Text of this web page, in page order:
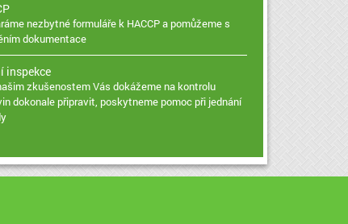
nezbytné formuláře k HACCP a pomůžeme s
dokumentace
inspekce
zkušenostem Vás dokážeme na kontrolu
dokonale připravit, poskytneme pomoc při jednání